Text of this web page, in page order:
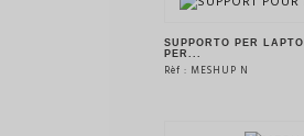
VEDERE IL
SUPPORTO PER
PER...
Rèf : MESHUP N